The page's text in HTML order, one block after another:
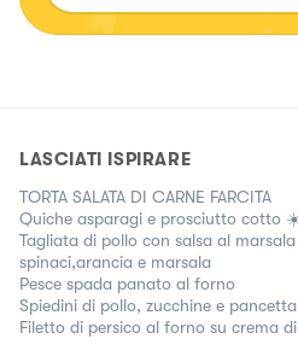
LASCIATI ISPIRARE
TORTA SALATA DI CARNE FARCITA
Quiche asparagi e prosciutto cotto
Tagliata di pollo con salsa al
spinaci,arancia e marsala
Pesce spada panato al forno
Spiedini di pollo, zucchine e pancetta
Filetto di persico al forno su crema